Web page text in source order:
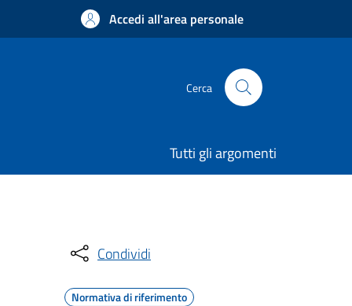
Accedi all'area personale
Cerca
Tutti gli argomenti
Condividi
Normativa di riferimento